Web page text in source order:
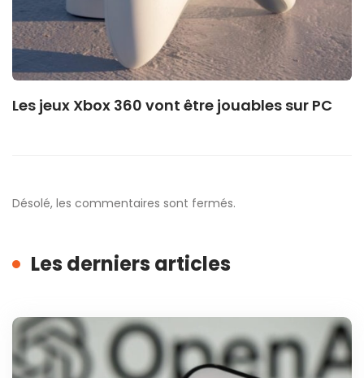
Les jeux Xbox 360 vont être jouables sur PC
Désolé, les commentaires sont fermés.
Les derniers articles